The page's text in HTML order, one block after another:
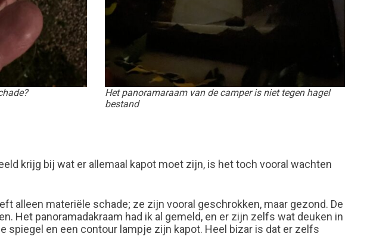
Het panoramaraam van de camper is niet tegen hagel
bestand
krijg bij wat er allemaal kapot moet zijn, is het toch vooral wachten
alleen materiële schade; ze zijn vooral geschrokken, maar gezond. De
Het panoramadakraam had ik al gemeld, en er zijn zelfs wat deuken in
spiegel en een contour lampje zijn kapot. Heel bizar is dat er zelfs